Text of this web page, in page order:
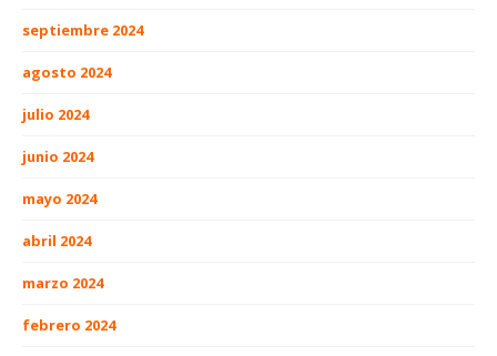
septiembre 2024
agosto 2024
julio 2024
junio 2024
mayo 2024
abril 2024
marzo 2024
febrero 2024